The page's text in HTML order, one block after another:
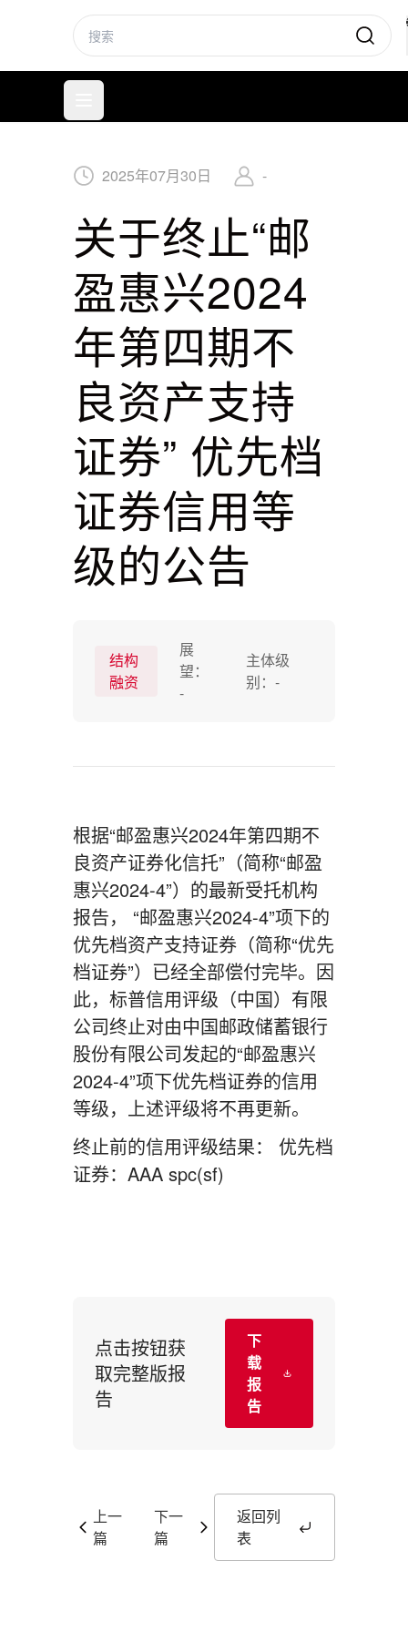
标普信评
2025年07月30日 -
关于终止“邮
盈惠兴2024
年第四期不
良资产支持
证券” 优先档
证券信用等
级的公告
结构
融资
展
望：
-
主体级
别：-
根据“邮盈惠兴2024年第四期不
良资产证券化信托”（简称“邮盈
惠兴2024-4”）的最新受托机构
报告， “邮盈惠兴2024-4”项下的
优先档资产支持证券（简称“优先
档证券”）已经全部偿付完毕。因
此，标普信用评级（中国）有限
公司终止对由中国邮政储蓄银行
股份有限公司发起的“邮盈惠兴
2024-4”项下优先档证券的信用
等级，上述评级将不再更新。
终止前的信用评级结果： 优先档
证券：AAA spc(sf)
点击按钮获
取完整版报
告
下
载
报
告
上一
篇
下一
篇
返回列
表